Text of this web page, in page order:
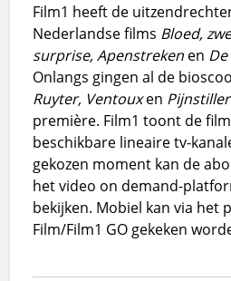
Film1 heeft de
Nederlandse films Bloed,
surprise, Apenstreken en
Onlangs gingen al de
Ruyter, Ventouxen
première. Film1 toont de
beschikbare lineaire tv-
gekozen moment kan de
het video on demand-
bekijken. Mobiel kan via het
Film/Film1 GO gekeken